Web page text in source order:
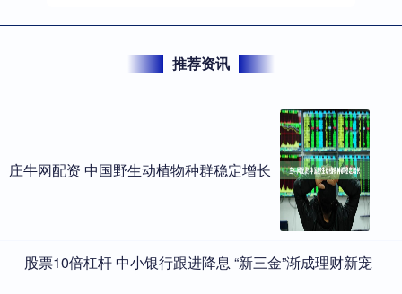
推荐资讯
庄牛网配资 中国野生动植物种群稳定增长
​股票10倍杠杆 中小银行跟进降息 “新三金”渐成理财新宠